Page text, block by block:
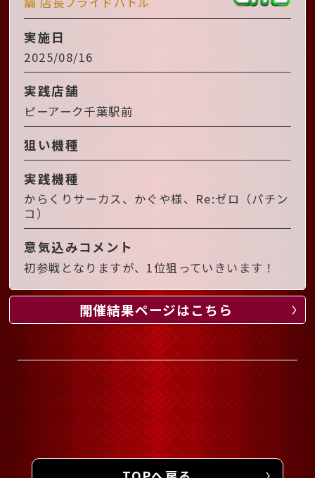
実施日
2025/08/16
実践店舗
ピーアーク千葉駅前
狙い機種
実践機種
からくりサーカス、かぐや様、Re:ゼロ（パチン
コ）
意気込みコメント
初参戦となりますが、1位狙っていきいます！
開催結果ページはこちら